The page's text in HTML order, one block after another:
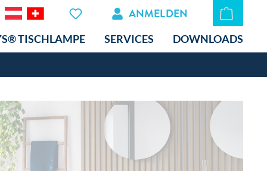
ANMELDEN
TISCHLAMPE SERVICES DOWNLOADS